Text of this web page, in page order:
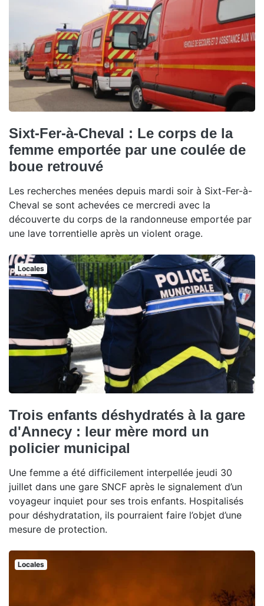
Sixt-Fer-à-Cheval : Le corps de la
femme emportée par une coulée de
boue retrouvé
Les recherches menées depuis mardi soir à Sixt-Fer-à-
Cheval se sont achevées ce mercredi avec la
découverte du corps de la randonneuse emportée par
une lave torrentielle après un violent orage.
Locales
Trois enfants déshydratés à la gare
d'Annecy : leur mère mord un
policier municipal
Une femme a été difficilement interpellée jeudi 30
juillet dans une gare SNCF après le signalement d’un
voyageur inquiet pour ses trois enfants. Hospitalisés
pour déshydratation, ils pourraient faire l’objet d’une
mesure de protection.
Locales